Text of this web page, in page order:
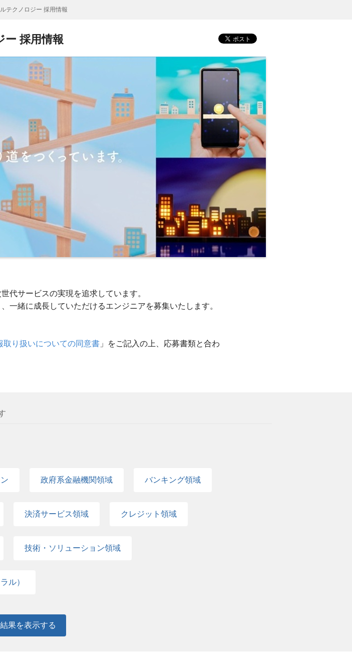
テクノロジー 採用情報
ー 採用情報
代サービスの実現を追求しています。
一緒に成長していただけるエンジニアを募集いたします。
取り扱いについての同意書 」をご記入の上、応募書類と合わ
政府系金融機関領域 バンキング領域
決済サービス領域 クレジット領域
技術・ソリューション領域
ル）
果を表示する